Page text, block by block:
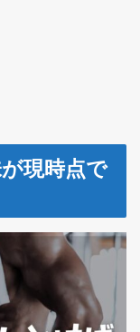
現時点で